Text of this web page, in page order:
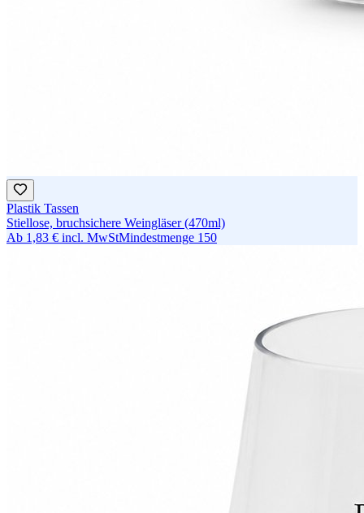
Plastik Tassen
Stiellose, bruchsichere Weingläser (470ml)
Ab 1,83 € incl. MwStMindestmenge 150